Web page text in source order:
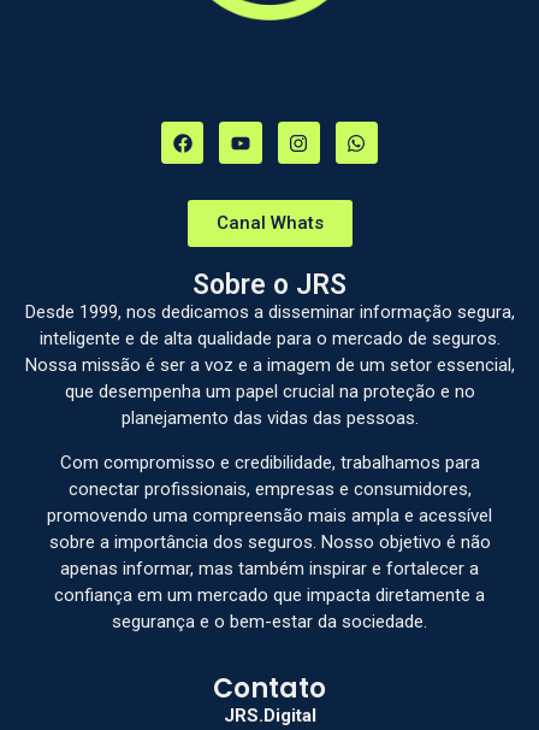
Canal Whats
Sobre o JRS
Desde 1999, nos dedicamos a disseminar informação segura,
inteligente e de alta qualidade para o mercado de seguros.
Nossa missão é ser a voz e a imagem de um setor essencial,
que desempenha um papel crucial na proteção e no
planejamento das vidas das pessoas.
Com compromisso e credibilidade, trabalhamos para
conectar profissionais, empresas e consumidores,
promovendo uma compreensão mais ampla e acessível
sobre a importância dos seguros. Nosso objetivo é não
apenas informar, mas também inspirar e fortalecer a
confiança em um mercado que impacta diretamente a
segurança e o bem-estar da sociedade.
Contato
JRS.Digital